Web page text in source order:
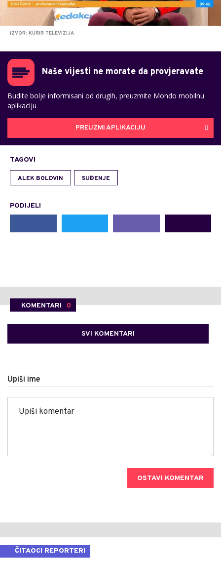
IZVOR: KURIR TELEVIZIJA
Naše vijesti ne morate da provjeravate
Budite bolje informisani od drugih, preuzmite Mondo mobilnu
aplikaciju
PREUZMI APLIKACIJU
TAGOVI
ALEK BOLDVIN SUĐENJE
PODIJELI
KOMENTARI 0
SVI KOMENTARI
Upiši ime
OSTAVI KOMENTAR
ČITAOCI REPORTERI